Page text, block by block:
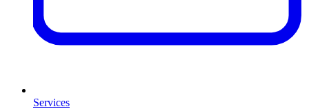
Services